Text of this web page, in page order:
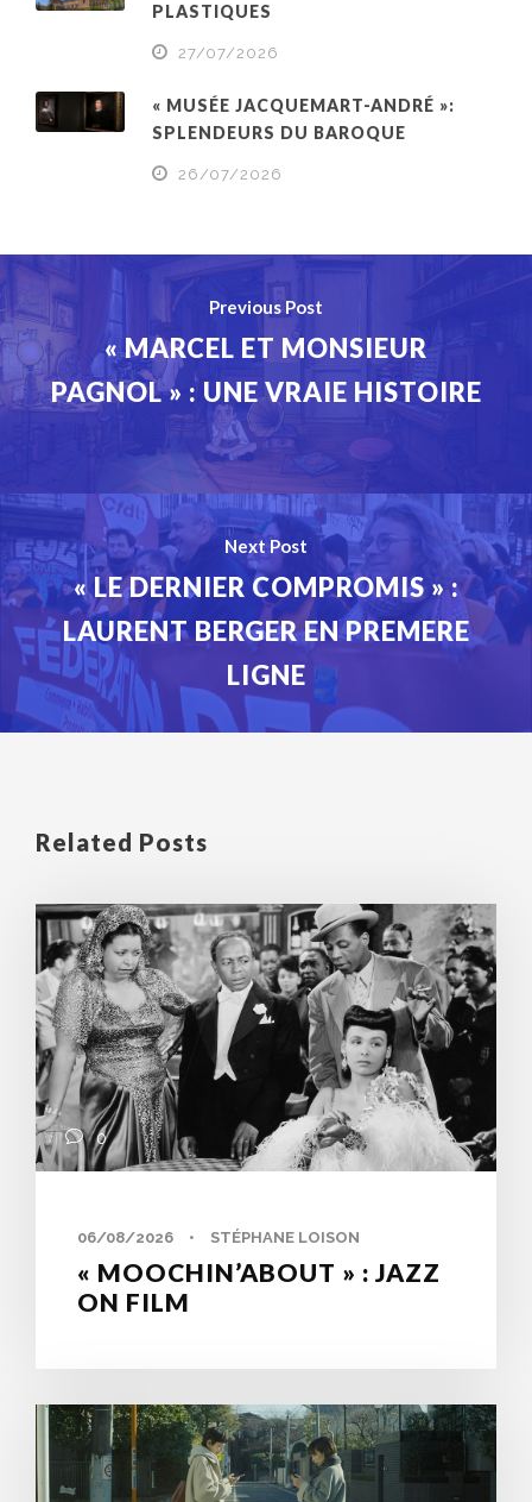
PLASTIQUES
27/07/2026
« MUSÉE JACQUEMART-ANDRÉ »:
SPLENDEURS DU BAROQUE
26/07/2026
Previous Post
« MARCEL ET MONSIEUR
PAGNOL » : UNE VRAIE HISTOIRE
Next Post
« LE DERNIER COMPROMIS » :
LAURENT BERGER EN PREMERE
LIGNE
Related Posts
0
06/08/2026 • STÉPHANE LOISON
« MOOCHIN’ABOUT » : JAZZ
ON FILM